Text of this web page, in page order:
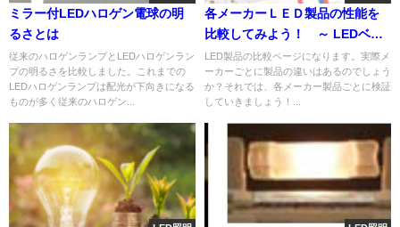
ミラー付LEDハロゲン電球の明
るさとは
従来のハロゲンランプとLEDハロゲンラン
プの明るさを比較しました。これまでの
LEDハロゲンランプは配光が下向きになる
ものが多く従来のハロゲン...
各メーカーＬＥＤ製品の性能を
比較してみよう！ ～ LEDベー
スライト編 ～
LED製品の比較ページになります。実際メ
ーカーごとに製品の違いはあるのでしょう
か？それでは、各メーカー製品ごとに検証
していきましょう！...